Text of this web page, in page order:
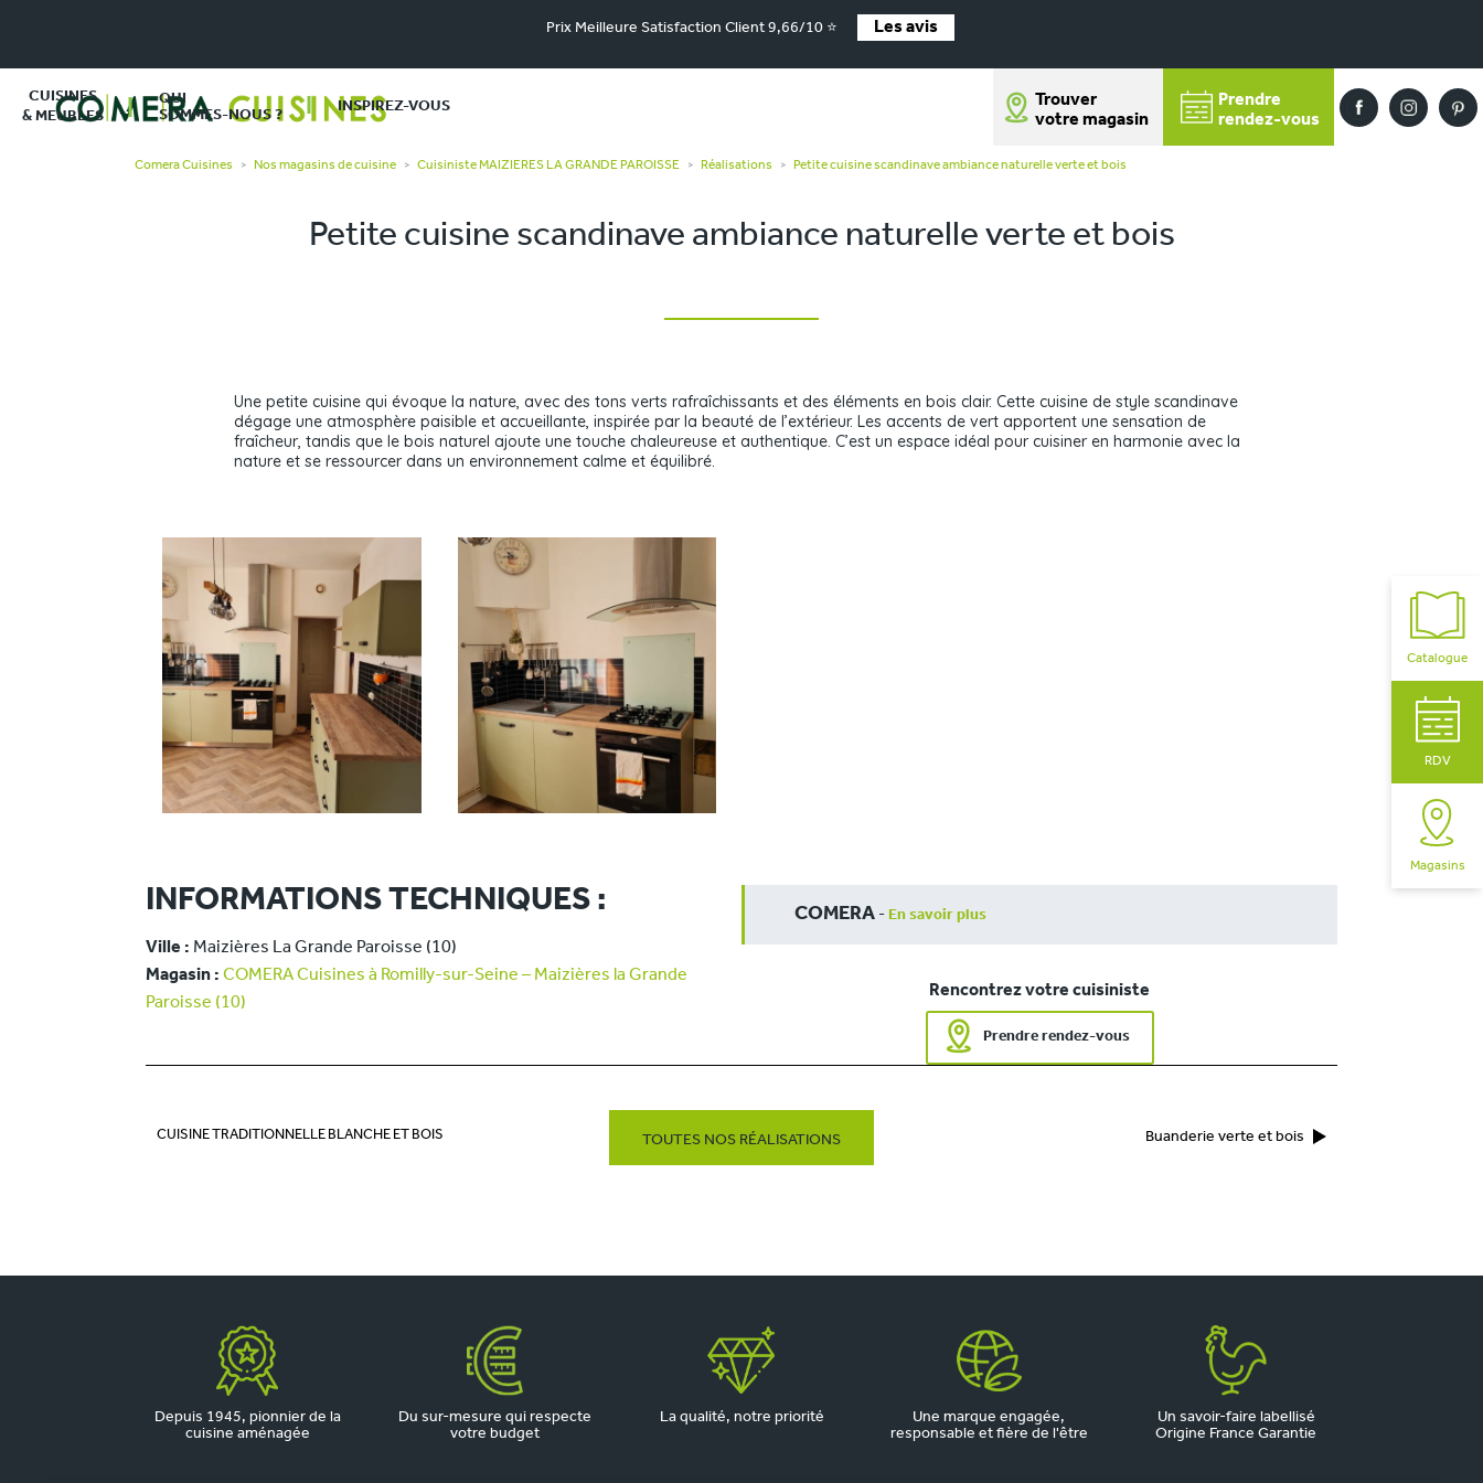
Prix Meilleure Satisfaction Client 9,66/10 ⭐ Les avis
CUISINES
& MEUBLES
QUI
SOMMES-NOUS ?
INSPIREZ-VOUS
Trouver
votre magasin
Prendre
rendez-vous
Catalogue
RDV
Magasins
Comera Cuisines > Nos magasins de cuisine > Cuisiniste MAIZIERES LA GRANDE PAROISSE > Réalisations > Petite cuisine scandinave ambiance naturelle verte et bois
Petite cuisine scandinave ambiance naturelle verte et bois
Une petite cuisine qui évoque la nature, avec des tons verts rafraîchissants et des éléments en bois clair. Cette cuisine de style scandinave
dégage une atmosphère paisible et accueillante, inspirée par la beauté de l’extérieur. Les accents de vert apportent une sensation de
fraîcheur, tandis que le bois naturel ajoute une touche chaleureuse et authentique. C’est un espace idéal pour cuisiner en harmonie avec la
nature et se ressourcer dans un environnement calme et équilibré.
INFORMATIONS TECHNIQUES :
Ville : Maizières La Grande Paroisse (10)
Magasin : COMERA Cuisines à Romilly-sur-Seine – Maizières la Grande
Paroisse (10)
COMERA - En savoir plus
Rencontrez votre cuisiniste
Prendre rendez-vous
CUISINE TRADITIONNELLE BLANCHE ET BOIS TOUTES NOS RÉALISATIONS Buanderie verte et bois
Depuis 1945, pionnier de la
cuisine aménagée
Du sur-mesure qui respecte
votre budget
La qualité, notre priorité
Une marque engagée,
responsable et fière de l'être
Un savoir-faire labellisé
Origine France Garantie